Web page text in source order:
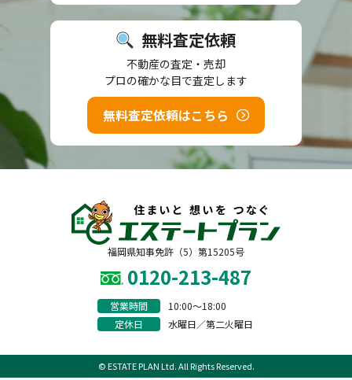
無料査定依頼
不動産の査定・売却
プロの確かな目で査定します
無料査定依頼はこちら
福岡県知事免許（5）第15205号
0120-213-487
営業時間
10:00〜18:00
定休日
水曜日／第二火曜日
© ESTATE PLAN Ltd. All Rights Reserved.